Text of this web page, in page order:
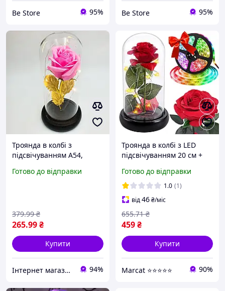
Be Store 95% Be Store 95%
Троянда в колбі з
підсвічуванням A54,
Готово до відправки
265.99₴
379.99 ₴
Купити
Інтернет магазин Сенс 94%
Троянда в колбі з LED
підсвічуванням 20 см +
Strip CB-5050, Червоний /
Вічна троянда під
куполом
Готово до відправки
1.0 (1)
від46₴/міс
459₴
655.71 ₴
Купити
Marcat ⭐⭐⭐⭐⭐ 90%